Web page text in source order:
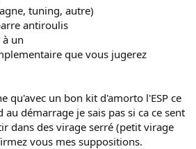
tuning, autre)
antiroulis
un
que vous jugerez
qu'avec un bon kit d'amorto l'ESP ce
démarrage je sais pas si ca ce sent
dans des virage serré (petit virage
vous mes suppositions.